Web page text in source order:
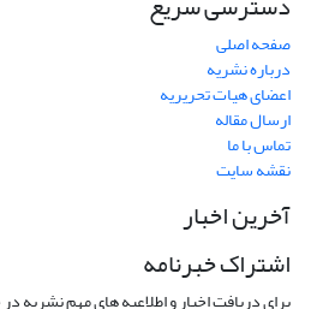
صفحه اصلی
درباره نشریه
اعضای هیات تحریریه
ارسال مقاله
تماس با ما
نقشه سایت
آخرین اخبار
اشتراک خبرنامه
برای دریافت اخبار و اطلاعیه های مهم نشریه